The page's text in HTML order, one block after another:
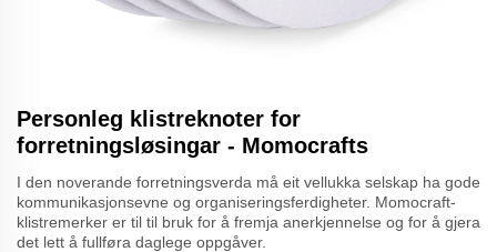
Personleg klistreknoter for
forretningsløsingar - Momocrafts
I den noverande forretningsverda må eit vellukka selskap ha gode
kommunikasjonsevne og organiseringsferdigheter. Momocraft-
klistremerker er til til bruk for å fremja anerkjennelse og for å gjera
det lett å fullføra daglege oppgåver.